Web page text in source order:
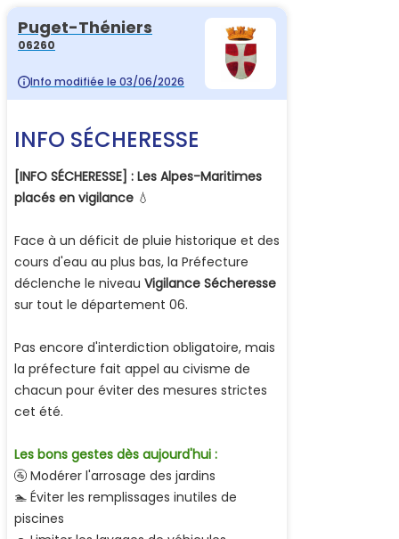
Puget-Théniers
06260
Info modifiée le 03/06/2026
INFO SÉCHERESSE
[INFO SÉCHERESSE] : Les Alpes-Maritimes
placés en vigilance 💧
Face à un déficit de pluie historique et des
cours d'eau au plus bas, la Préfecture
déclenche le niveau Vigilance Sécheresse
sur tout le département 06.
Pas encore d'interdiction obligatoire, mais
la préfecture fait appel au civisme de
chacun pour éviter des mesures strictes
cet été.
Les bons gestes dès aujourd'hui :
🚰 Modérer l'arrosage des jardins
🏊 Éviter les remplissages inutiles de
piscines